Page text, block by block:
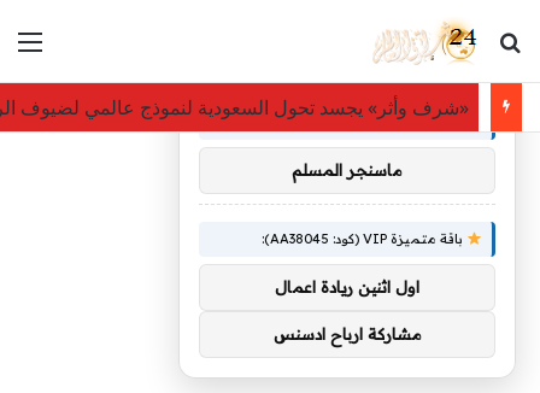
بحث عن
«شرف وأثر» يجسد تحول السعودية لنموذج عالمي لضيوف
توصيات :
باقة متميزة VIP (كود: AA26790):
ماسنجر المسلم
باقة متميزة VIP (كود: AA38045):
اول اثنين ريادة اعمال
مشاركة ارباح ادسنس